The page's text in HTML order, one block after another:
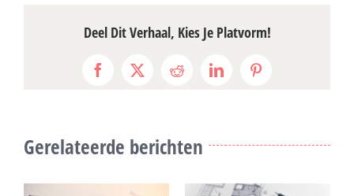
Deel Dit Verhaal, Kies Je Platvorm!
Facebook
X RedditLinkedInPinterest
Gerelateerde berichten